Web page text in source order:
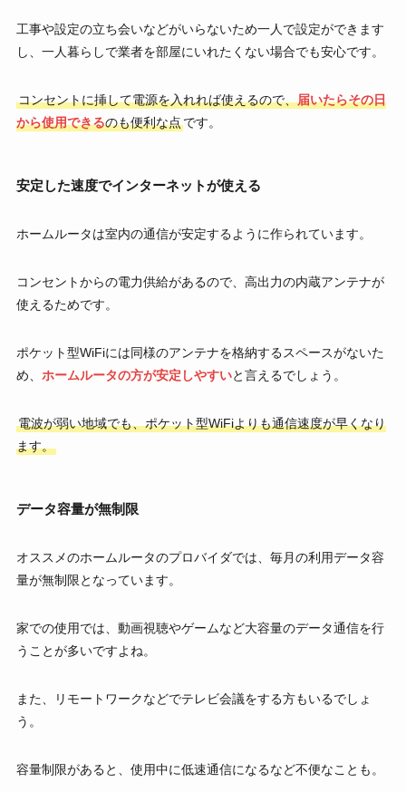
工事や設定の立ち会いなどがいらないため一人で設定ができます
し、一人暮らしで業者を部屋にいれたくない場合でも安心です。
コンセントに挿して電源を入れれば使えるので、届いたらその日
から使用できるのも便利な点です。
安定した速度でインターネットが使える
ホームルータは室内の通信が安定するように作られています。
コンセントからの電力供給があるので、高出力の内蔵アンテナが
使えるためです。
ポケット型WiFiには同様のアンテナを格納するスペースがないた
め、 ホームルータの方が安定しやすいと言えるでしょう。
電波が弱い地域でも、ポケット型WiFiよりも通信速度が早くなり
ます。
データ容量が無制限
オススメのホームルータのプロバイダでは、毎月の利用データ容
量が無制限となっています。
家での使用では、動画視聴やゲームなど大容量のデータ通信を行
うことが多いですよね。
また、リモートワークなどでテレビ会議をする方もいるでしょ
う。
容量制限があると、使用中に低速通信になるなど不便なことも。